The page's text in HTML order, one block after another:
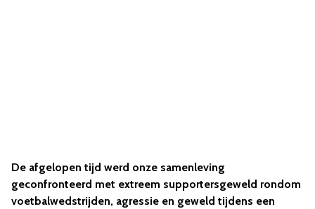
De afgelopen tijd werd onze samenleving
geconfronteerd met extreem supportersgeweld rondom
voetbalwedstrijden, agressie en geweld tijdens een